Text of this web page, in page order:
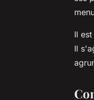
Il
Il